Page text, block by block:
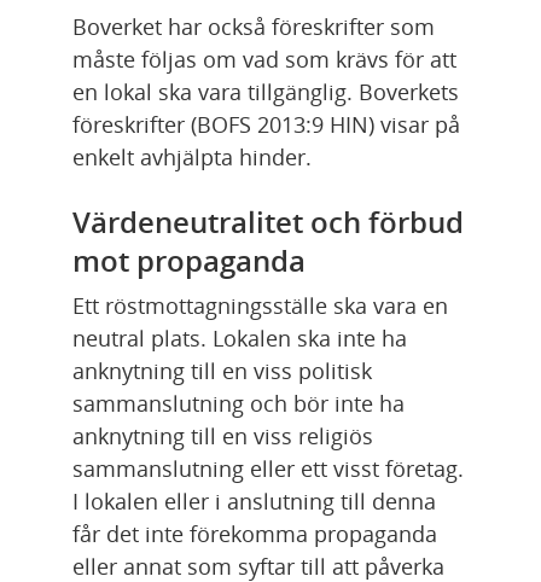
Boverket har också föreskrifter som
måste följas om vad som krävs för att
en lokal ska vara tillgänglig. Boverkets
föreskrifter (BOFS 2013:9 HIN) visar på
enkelt avhjälpta hinder.
Värdeneutralitet och förbud
mot propaganda
Ett röstmottagningsställe ska vara en
neutral plats. Lokalen ska inte ha
anknytning till en viss politisk
sammanslutning och bör inte ha
anknytning till en viss religiös
sammanslutning eller ett visst företag.
I lokalen eller i anslutning till denna
får det inte förekomma propaganda
eller annat som syftar till att påverka